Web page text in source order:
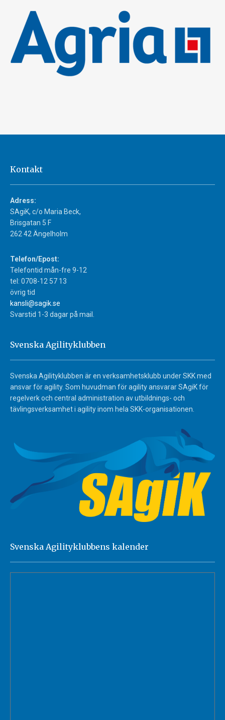
Kontakt
Adress:
SAgiK, c/o Maria Beck,
Brisgatan 5 F
262 42 Ängelholm
Telefon/Epost:
Telefontid mån-fre 9-12
tel: 0708-12 57 13
övrig tid
kansli@sagik.se
Svarstid 1-3 dagar på mail.
Svenska Agilityklubben
Svenska Agilityklubben är en verksamhetsklubb under SKK med
ansvar för agility. Som huvudman för agility ansvarar SAgiK för
regelverk och central administration av utbildnings- och
tävlingsverksamhet i agility inom hela SKK-organisationen.
Svenska Agilityklubbens kalender